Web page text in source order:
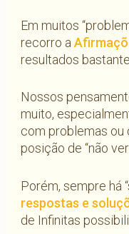
Em muitos
recorro a
resultados
Nossos
muito,
com problemas ou
posição de “não
Porém, sempre há
respostas e
de Infinitas